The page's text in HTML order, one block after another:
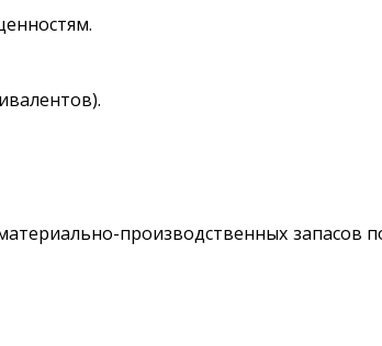
производственных запасов